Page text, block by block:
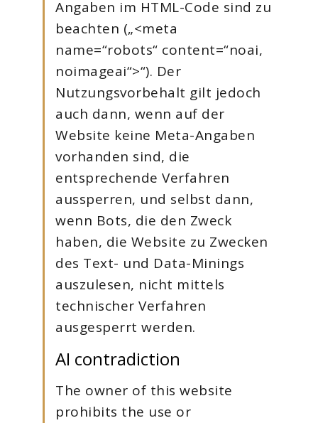
Angaben im HTML-Code sind zu
beachten („<meta
name=“robots“ content=“noai,
noimageai“>“). Der
Nutzungsvorbehalt gilt jedoch
auch dann, wenn auf der
Website keine Meta-Angaben
vorhanden sind, die
entsprechende Verfahren
aussperren, und selbst dann,
wenn Bots, die den Zweck
haben, die Website zu Zwecken
des Text- und Data-Minings
auszulesen, nicht mittels
technischer Verfahren
ausgesperrt werden.
AI contradiction
The owner of this website
prohibits the use or